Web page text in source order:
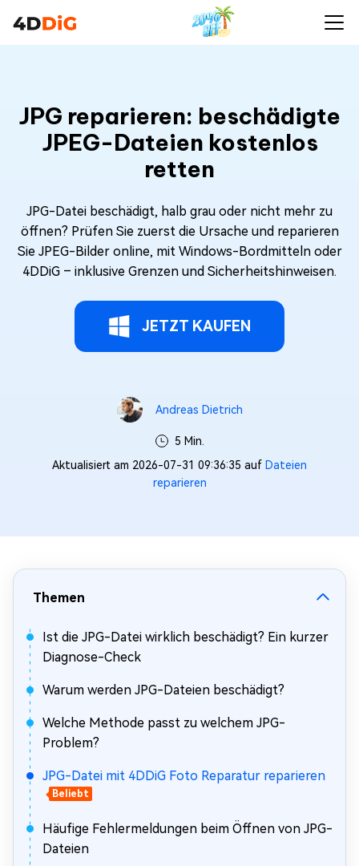
JPG reparieren: beschädigte
JPEG-Dateien kostenlos
retten
JPG-Datei beschädigt, halb grau oder nicht mehr zu
öffnen? Prüfen Sie zuerst die Ursache und reparieren
Sie JPEG-Bilder online, mit Windows-Bordmitteln oder
4DDiG – inklusive Grenzen und Sicherheitshinweisen.
JETZT KAUFEN
Andreas Dietrich
5 Min.
Aktualisiert am 2026-07-31 09:36:35 auf Dateien
reparieren
Themen
Ist die JPG-Datei wirklich beschädigt? Ein kurzer
Diagnose-Check
Warum werden JPG-Dateien beschädigt?
Welche Methode passt zu welchem JPG-
Problem?
JPG-Datei mit 4DDiG Foto Reparatur reparieren
Beliebt
Häufige Fehlermeldungen beim Öffnen von JPG-
Dateien